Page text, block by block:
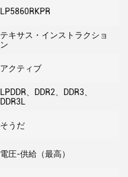
LP5860RKPR
テキサス・インストラクショ
ン
アクティブ
LPDDR、DDR2、DDR3、
DDR3L
そうだ
電圧-供給（最高）